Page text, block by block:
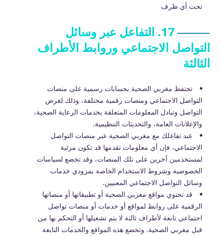
تحت أي ظرف
17. التفاعل عبر وسائل
التواصل الاجتماعي وروابط الأطراف
الثالثة
تحتفظ مغربي الصحية بحسابات رسمية على منصات
التواصل الاجتماعي ومنصات رقمية مختلفة، وذلك لغرض
التواصل وتبادل المعلومات المتعلقة بخدمات الرعاية الصحية،
والإعلانات العامة، والتحديثات التنظيمية.
عند تفاعلك مع مغربي الصحية عبر منصات التواصل
الاجتماعي، فإن أي معلومات تقدمها قد تكون مرئية
لمستخدمين آخرين على تلك المنصات، وقد تخضع لسياسات
الخصوصية وشروط الاستخدام الخاصة بمزودي خدمات
وسائل التواصل الاجتماعي المعنيين.
قد تحتوي مواقع مغربي الصحية أو تطبيقاتها أو منصاتها
الرقمية على روابط لمواقع أو خدمات أو منصات تواصل
اجتماعي تابعة لأطراف ثالثة لا يتم تشغيلها أو التحكم بها من
قبل مغربي الصحية. وتخضع هذه المواقع والخدمات التابعة